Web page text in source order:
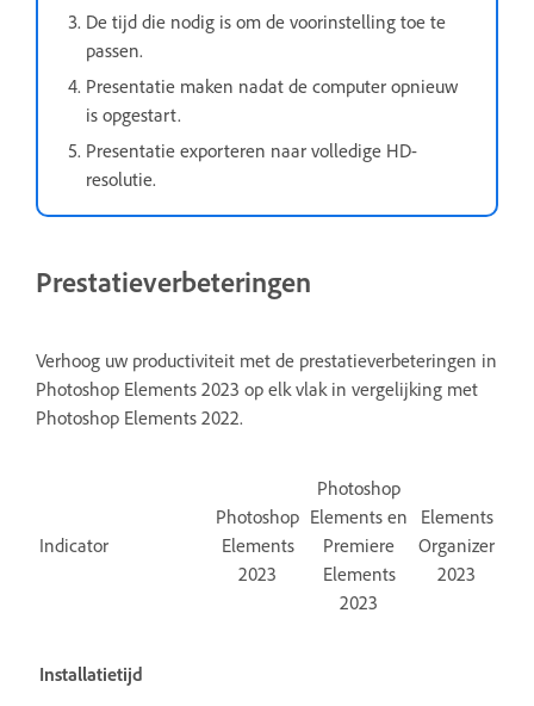
De tijd die nodig is om de voorinstelling toe te
passen.
Presentatie maken nadat de computer opnieuw
is opgestart.
Presentatie exporteren naar volledige HD-
resolutie.
Prestatieverbeteringen
Verhoog uw productiviteit met de prestatieverbeteringen in
Photoshop Elements 2023 op elk vlak in vergelijking met
Photoshop Elements 2022.
Indicator
Photoshop
Elements
2023
Photoshop
Elements en
Premiere
Elements
2023
Elements
Organizer
2023
Installatietijd